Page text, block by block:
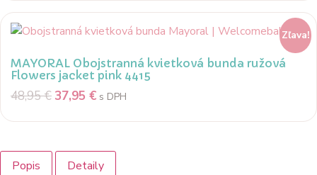
Zľava!
MAYORAL Obojstranná kvietková bunda ružová
Flowers jacket pink 4415
48,95€ 37,95 € s DPH
Popis Detaily